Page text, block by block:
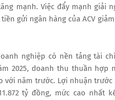
mạnh. Việc đẩy mạnh giải
gửi ngân hàng của ACV
nghiệp có nền tảng tài
2025, doanh thu thuần hợp
với năm trước. Lợi nhuận trước
tỷ đồng, mức cao nhất